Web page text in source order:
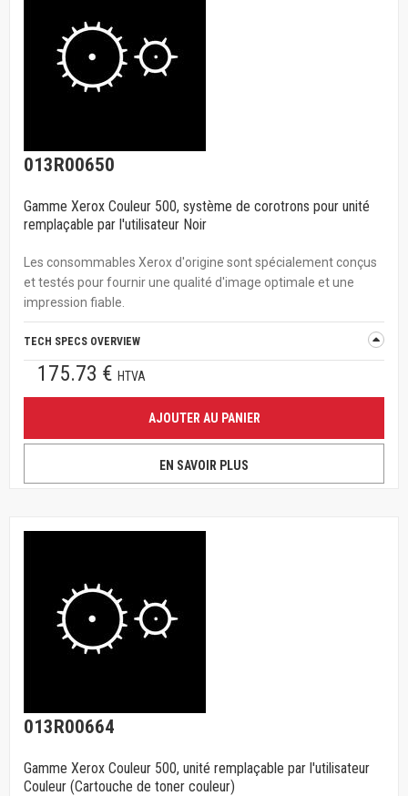
013R00650
Gamme Xerox Couleur 500, système de corotrons pour unité
remplaçable par l'utilisateur Noir
Les consommables Xerox d'origine sont spécialement conçus
et testés pour fournir une qualité d'image optimale et une
impression fiable.
TECH SPECS OVERVIEW
175.73 € HTVA
AJOUTER AU PANIER
EN SAVOIR PLUS
013R00664
Gamme Xerox Couleur 500, unité remplaçable par l'utilisateur
Couleur (Cartouche de toner couleur)